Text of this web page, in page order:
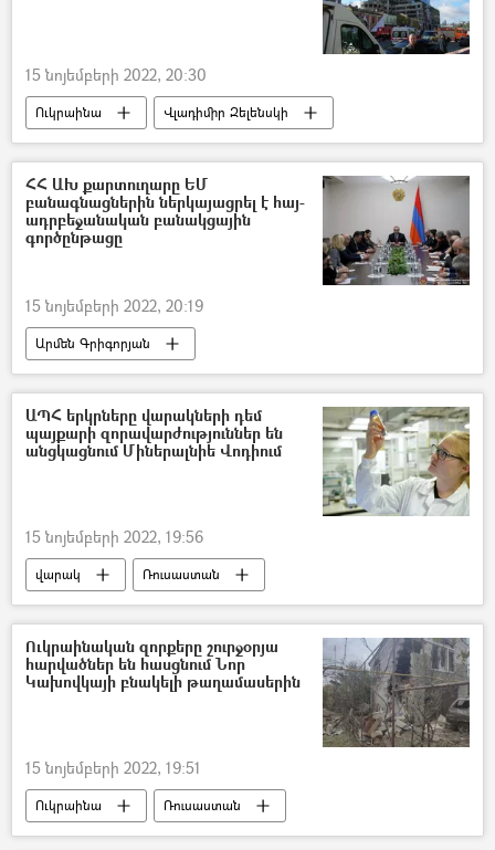
15 նոյեմբերի 2022, 20:30
Ուկրաինա
Վլադիմիր Զելենսկի
էլեկտրաէներգիա
ՀՀ ԱԽ քարտուղարը ԵՄ
բանագնացներին ներկայացրել է հայ-
ադրբեջանական բանակցային
գործընթացը
15 նոյեմբերի 2022, 20:19
Արմեն Գրիգորյան
Անվտանգության խորհուրդ
ԱՊՀ երկրները վարակների դեմ
պայքարի զորավարժություններ են
անցկացնում Միներալնիե Վոդիում
15 նոյեմբերի 2022, 19:56
վարակ
Ռուսաստան
Անկախ պետությունների համագործակցություն (ԱՊՀ)
Զորավարժություններ
Ուկրաինական զորքերը շուրջօրյա
հարվածներ են հասցնում Նոր
Կախովկայի բնակելի թաղամասերին
15 նոյեմբերի 2022, 19:51
Ուկրաինա
Ռուսաստան
Պատերազմ